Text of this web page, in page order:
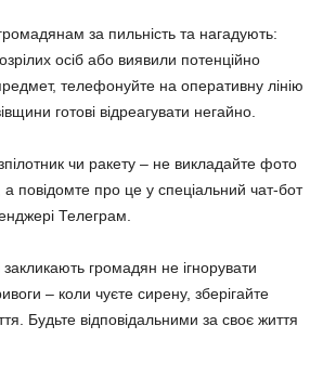
за пильність та нагадують:
осіб або виявили потенційно
телефонуйте на оперативну лінію
готові відреагувати негайно.
чи ракету – не викладайте фото
повідомте про це у спеціальний чат-бот
Телеграм.
громадян не ігнорувати
– коли чуєте сирену, зберігайте
Будьте відповідальними за своє життя